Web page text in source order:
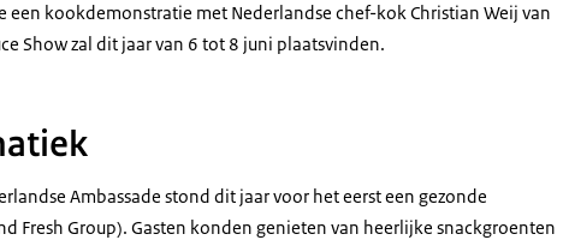
een kookdemonstratie met Nederlandse chef-kok Christian Weij van
Showzal dit jaar van 6 tot 8 juni plaatsvinden.
Ambassade stond dit jaar voor het eerst een gezonde
Fresh Group). Gasten konden genieten van heerlijke snackgroenten